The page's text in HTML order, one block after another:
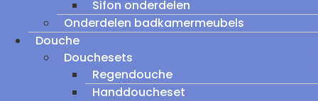
Sifon onderdelen
Onderdelen badkamermeubels
Douche
Douchesets
Regendouche
Handdoucheset